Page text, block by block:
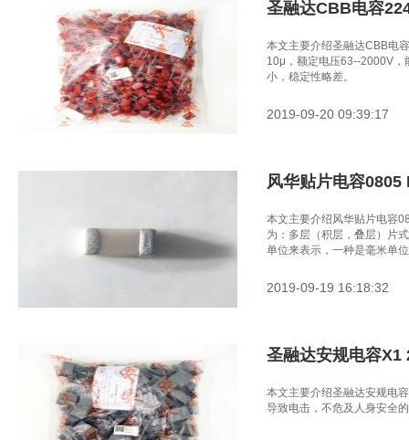
圣融达CBB电容
本文主要介绍圣融达CBB电
10μ，额定电压63--2000V，
小，稳定性略差。
2019-09-20 09:39:17
风华贴片电容
本文主要介绍风华贴片电容
为：多层（积层，叠层）片
单位来表示，一种是毫米单
2019-09-19 16:18:32
圣融达安规电容X1
本文主要介绍圣融达安规电
导致电击，不危及人身安全